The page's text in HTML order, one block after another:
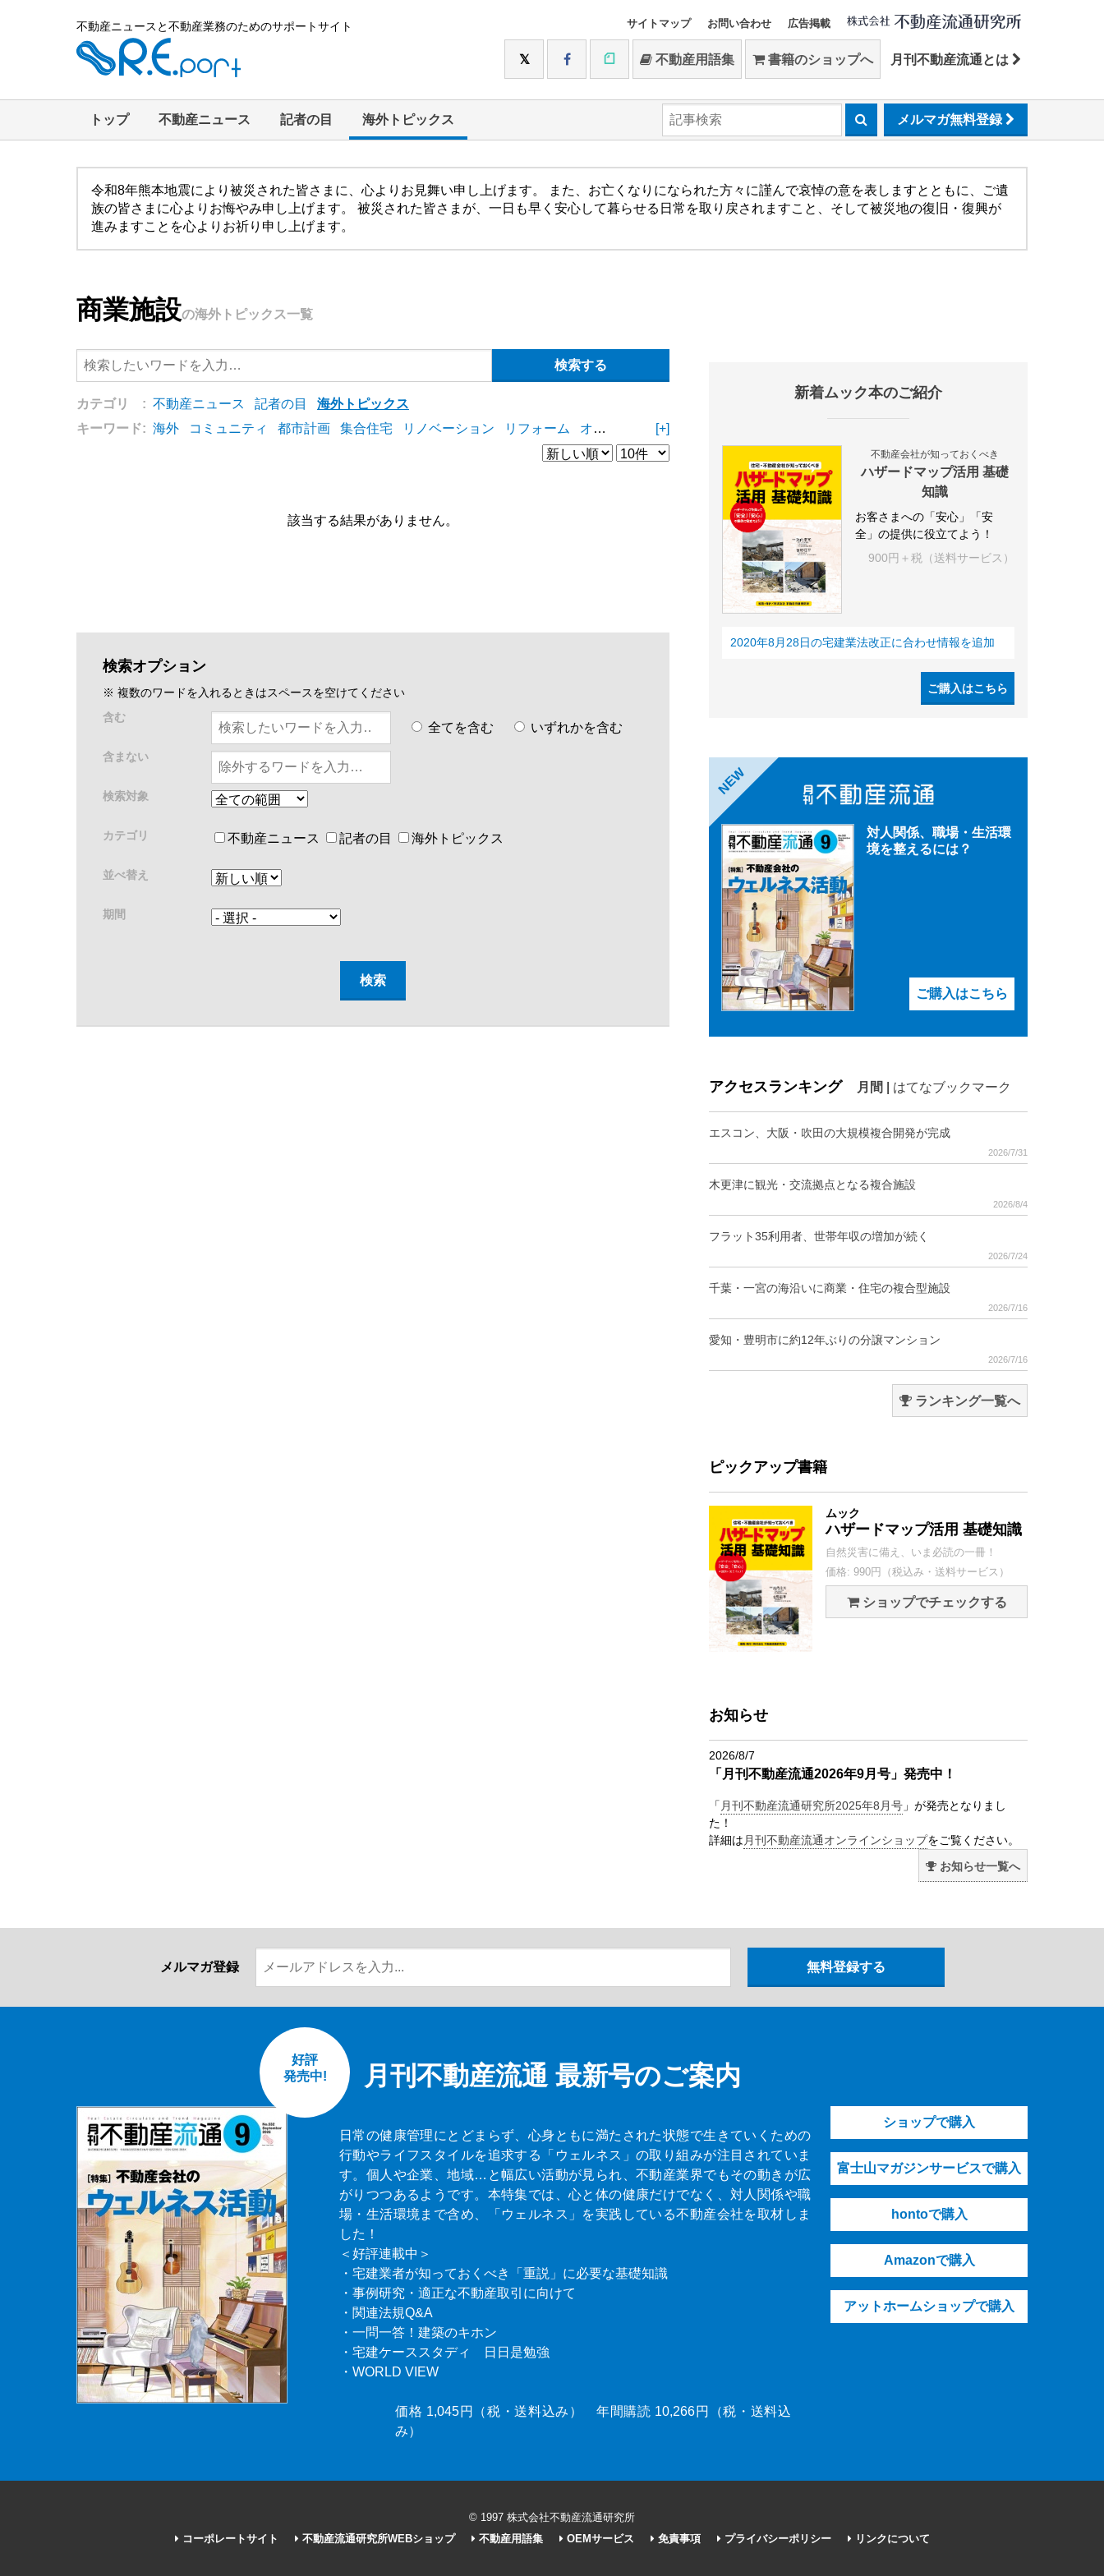
不動産ニュースと不動産業務のためのサポートサイト サイトマップ お問い合わせ 広告掲載
不動産用語集 書籍のショップへ 月刊不動産流通とは
トップ 不動産ニュース 記者の目 海外トピックス メルマガ無料登録
令和8年熊本地震により被災された皆さまに、心よりお見舞い申し上げます。 また、お亡くなりになられた方々に謹んで哀悼の意を表しますとともに、ご遺
族の皆さまに心よりお悔やみ申し上げます。 被災された皆さまが、一日も早く安心して暮らせる日常を取り戻されますこと、そして被災地の復旧・復興が
進みますことを心よりお祈り申し上げます。
商業施設の海外トピックス一覧
カテゴリ : 不動産ニュース 記者の目
海外トピックス
キーワード: 海外 コミュニティ 都市計画 集合住宅 リノベーション リフォーム オープンスペース [+]
該当する結果がありません。
検索オプション
※ 複数のワードを入れるときはスペースを空けてください
含む
全てを含む いずれかを含む
含まない
検索対象
カテゴリ 不動産ニュース 記者の目 海外トピックス
並べ替え
期間
新着ムック本のご紹介
不動産会社が知っておくべき
ハザードマップ活用 基礎
知識
お客さまへの「安心」「安
全」の提供に役立てよう！
900円＋税（送料サービス）
2020年8月28日の宅建業法改正に合わせ情報を追加
ご購入はこちら
NEW
対人関係、職場・生活環
境を整えるには？
ご購入はこちら
アクセスランキング 月間 はてなブックマーク
エスコン、大阪・吹田の大規模複合開発が完成
2026/7/31
木更津に観光・交流拠点となる複合施設
2026/8/4
フラット35利用者、世帯年収の増加が続く
2026/7/24
千葉・一宮の海沿いに商業・住宅の複合型施設
2026/7/16
愛知・豊明市に約12年ぶりの分譲マンション
2026/7/16
ランキング一覧へ
ピックアップ書籍
ムック
ハザードマップ活用 基礎知識
自然災害に備え、いま必読の一冊！
価格: 990円（税込み・送料サービス）
ショップでチェックする
お知らせ
2026/8/7
「月刊不動産流通2026年9月号」発売中！
「 月刊不動産流通研究所2025年8月号 」が発売となりまし
た！
詳細は 月刊不動産流通オンラインショップをご覧ください。
お知らせ一覧へ
メルマガ登録
月刊不動産流通 最新号のご案内
好評
発売中!
日常の健康管理にとどまらず、心身ともに満たされた状態で生きていくための
行動やライフスタイルを追求する「ウェルネス」の取り組みが注目されていま
す。個人や企業、地域…と幅広い活動が見られ、不動産業界でもその動きが広
がりつつあるようです。本特集では、心と体の健康だけでなく、対人関係や職
場・生活環境まで含め、「ウェルネス」を実践している不動産会社を取材しま
した！
＜好評連載中＞
・宅建業者が知っておくべき「重説」に必要な基礎知識
・事例研究・適正な不動産取引に向けて
・関連法規Q&A
・一問一答！建築のキホン
・宅建ケーススタディ 日日是勉強
・WORLD VIEW
価格 1,045円（税・送料込み） 年間購読 10,266円（税・送料込
み）
ショップで購入
富士山マガジンサービスで購入
hontoで購入
Amazonで購入
アットホームショップで購入
© 1997 株式会社不動産流通研究所
コーポレートサイト
不動産流通研究所WEBショップ 不動産用語集 OEMサービス 免責事項 プライバシーポリシー リンクについて